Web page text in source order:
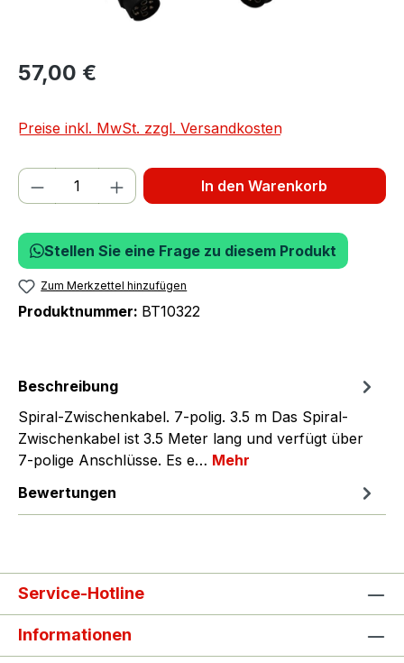
57,00 €
Preise inkl. MwSt. zzgl. Versandkosten
Produkt Anzahl: Gib den gewünschten
In den Warenkorb
Stellen Sie eine Frage zu diesem Produkt
Zum Merkzettel hinzufügen
Produktnummer: BT10322
Beschreibung
Spiral-Zwischenkabel. 7-polig. 3.5 m Das Spiral-
Zwischenkabel ist 3.5 Meter lang und verfügt über
7-polige Anschlüsse. Es e… Mehr
Bewertungen
Service-Hotline
Informationen